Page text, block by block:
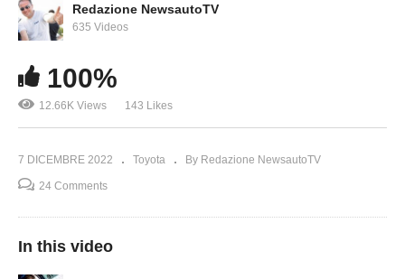
Toyota bZ Compact | Il concept di un nuovo
C-SUV 100% elettrico che arriva a fine 2023
Redazione NewsautoTV
635 Videos
100%
12.66K Views 143 Likes
7 DICEMBRE 2022 Toyota By Redazione NewsautoTV
24 Comments
In this video